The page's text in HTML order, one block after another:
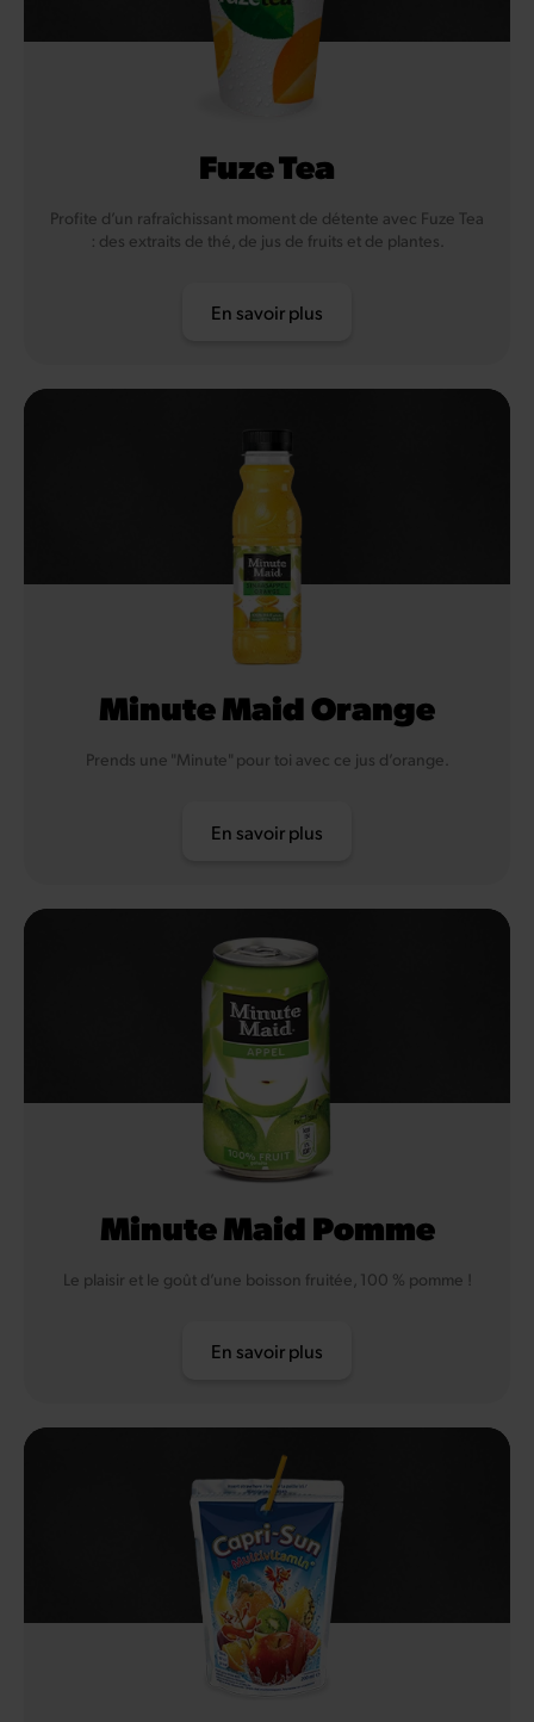
Fuze Tea
Profite d’un rafraîchissant moment de détente avec Fuze Tea
: des extraits de thé, de jus de fruits et de plantes.
En savoir plus
Minute Maid Orange
Prends une "Minute" pour toi avec ce jus d’orange.
En savoir plus
Minute Maid Pomme
Le plaisir et le goût d’une boisson fruitée, 100 % pomme !
En savoir plus